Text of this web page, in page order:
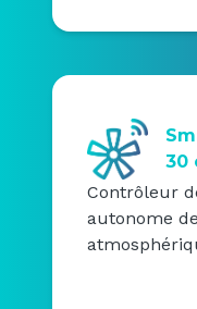
30
Contrôleur
autonome